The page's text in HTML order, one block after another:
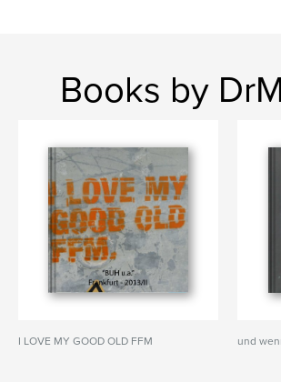
Books by
I LOVE MY GOOD OLD FFM und